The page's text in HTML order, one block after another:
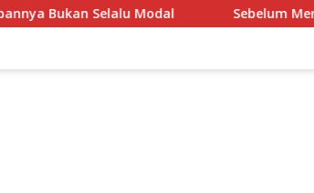
Sebelum Mengembangkan Bisnis, Ada